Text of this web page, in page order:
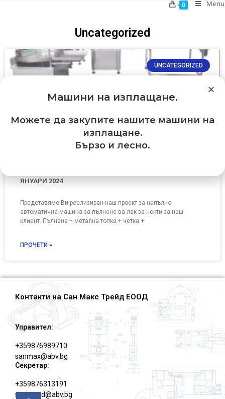
0 Menu
Uncategorized
UNCATEGORIZED
ЯНУАРИ 2024
Представяме Ви реализиран наш проект за напълно
автоматична машина за пълнене ва лак за нокти за наш
клиент. Пълнене + метална топка + четка +
ПРОЧЕТИ »
Контакти на Сан Макс Трейд ЕООД
Управител:
+359876989710
sanmax@abv.bg
Секретар:
+359876313191
smt.eood@abv.bg
Машини на изплащане.
Можете да закупите нашите машини на
изплащане.
Бързо и лесно.